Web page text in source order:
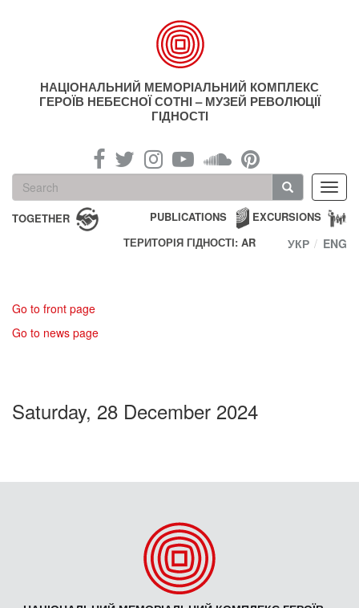
НАЦІОНАЛЬНИЙ МЕМОРІАЛЬНИЙ КОМПЛЕКС
ГЕРОЇВ НЕБЕСНОЇ СОТНІ – МУЗЕЙ РЕВОЛЮЦІЇ
ГІДНОСТІ
Search
form
Search
TOGETHER EXCURSIONS
PUBLICATIONS
ТЕРИТОРІЯ ГІДНОСТІ: AR
УКР ENG
Go to front page
Go to news page
Saturday, 28 December 2024